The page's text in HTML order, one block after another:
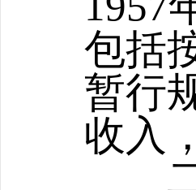
包括
暂行
收入
二